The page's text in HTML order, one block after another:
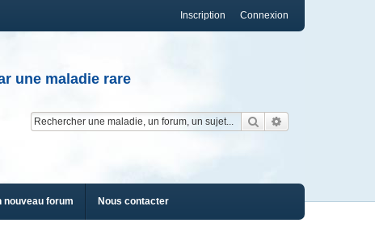
Connexion
Inscription
une maladie rare
Rechercher
nouveau forum Nous contacter